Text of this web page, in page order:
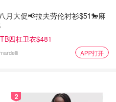
月大促📢拉夫劳伦衬衫$51🐎麻
四杠卫衣$481
APP打开
2